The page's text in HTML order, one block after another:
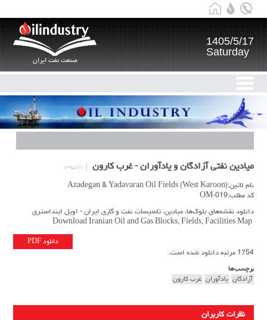
صنعت نفت ایران
1405/5/17
Saturday
میادین نفتی آزادگان و یادآوران - غرب کارون ۱۳۹۵/۱/۱
نام لاتین:Azadegan & Yadavaran Oil Fields (West Karoon)
کد مطلب:OM-019
دانلود نقشه‌های بلوک‌ها، میادین، تاسیسات نفت و گازی ایران - اویل اینداستری
Download Iranian Oil and Gas Blocks, Fields, Facilities Map
دانلود PDF
1754 مرتبه دانلود شده است.
برچسب‌ها
آزادگان یادآوران غرب کارون
نظرات کاربران